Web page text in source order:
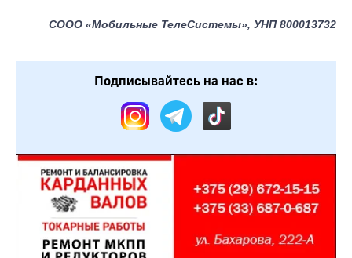
СООО «Мобильные ТелеСистемы», УНП 800013732
Подписывайтесь на нас в: